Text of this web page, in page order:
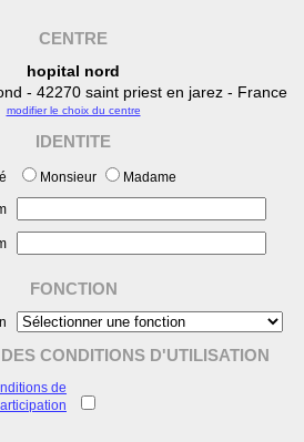
CENTRE
hopital nord
- 42270 saint priest en jarez - France
modifier le choix du centre
IDENTITE
Monsieur Madame
FONCTION
CONDITIONS D'UTILISATION
de